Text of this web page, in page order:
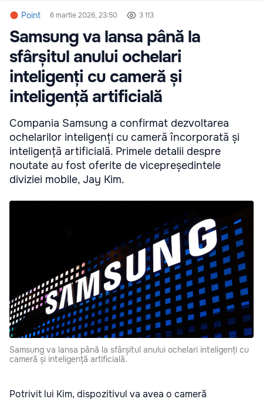
Point 6 martie 2026, 23:50 3 113
Samsung va lansa până la
sfârșitul anului ochelari
inteligenți cu cameră și
inteligență artificială
Compania Samsung a confirmat dezvoltarea
ochelarilor inteligenți cu cameră încorporată și
inteligență artificială. Primele detalii despre
noutate au fost oferite de vicepreședintele
diviziei mobile, Jay Kim.
Samsung va lansa până la sfârșitul anului ochelari inteligenți cu
cameră și inteligență artificială.
Potrivit lui Kim, dispozitivul va avea o cameră